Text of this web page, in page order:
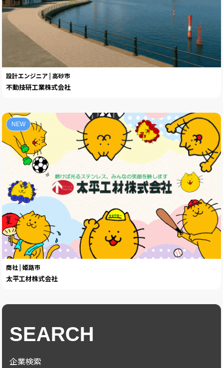
設計エンジニア | 高砂市
不動技研工業株式会社
NEW
商社 | 姫路市
太平工材株式会社
SEARCH
企業検索